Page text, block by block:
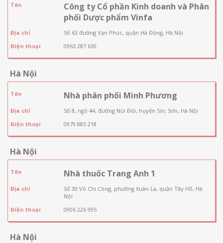
Tên
Công ty Cổ phần Kinh doanh và Phân
phối Dược phẩm Vinfa
Địa chỉ
Số 63 đường Vạn Phúc, quận Hà Đông, Hà Nội
Điện thoại
0963 287 630
Hà Nội
Tên Nhà phân phối Minh Phương
Địa chỉ
Số 8, ngõ 44, đường Núi Đôi, huyện Sóc Sơn, Hà Nội
Điện thoại
0979 885 218
Hà Nội
Tên Nhà thuốc Trang Anh 1
Địa chỉ
Số 30 Võ Chí Công, phường Xuân La, quận Tây Hồ, Hà
Nội
Điện thoại
0906 226 995
Hà Nội